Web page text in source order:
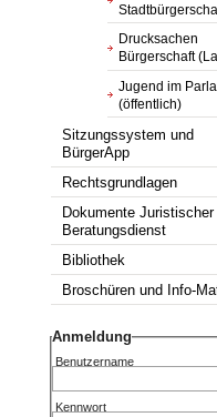
Drucksachen
Bürgerschaft
Jugend im
(öffentlich)
Sitzungssystem und
BürgerApp
Rechtsgrundlagen
Dokumente Juristischer
Beratungsdienst
Bibliothek
Broschüren und Info-
Anmeldung
Benutzername
Kennwort